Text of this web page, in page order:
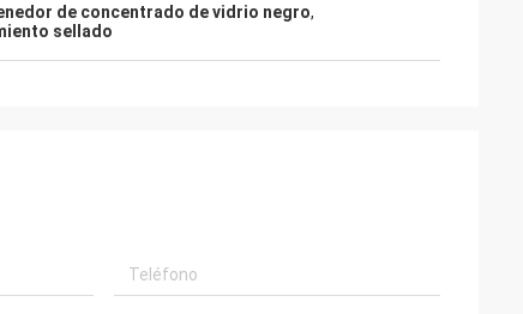
de concentrado de vidrio negro,
sellado